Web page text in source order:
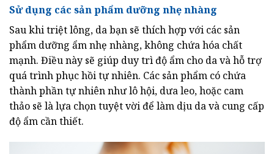
Sử dụng các sản phẩm dưỡng nhẹ nhàng
Sau khi triệt lông, da bạn sẽ thích hợp với các sản
phẩm dưỡng ẩm nhẹ nhàng, không chứa hóa chất
mạnh. Điều này sẽ giúp duy trì độ ẩm cho da và hỗ trợ
quá trình phục hồi tự nhiên. Các sản phẩm có chứa
thành phần tự nhiên như lô hội, dưa leo, hoặc cam
thảo sẽ là lựa chọn tuyệt vời để làm dịu da và cung cấp
độ ẩm cần thiết.